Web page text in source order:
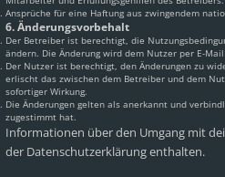
Ansprüche für eine Haftung aus zwingendem
6. Änderungsvorbehalt
Der Betreiber ist berechtigt, die
ändern. Die Änderung wird dem Nutzer per E-
Der Nutzer ist berechtigt, den Änderungen zu
erlischt das zwischen dem Betreiber und dem
sofortiger Wirkung.
Die Änderungen gelten als anerkannt und
zugestimmt hat.
Informationen über den Umgang mit
der Datenschutzerklärung enthalten.